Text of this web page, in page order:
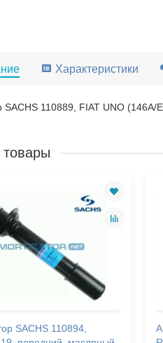
Характеристики
SACHS 110889, FIAT UNO (146A/
SACHS 110894,